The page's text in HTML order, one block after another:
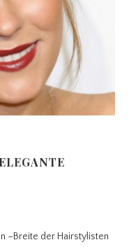
–Breite der Hairstylisten